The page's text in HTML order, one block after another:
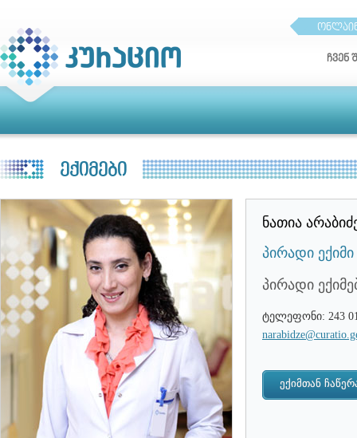
ჩვენ
ექიმები
ნათია
პირადი ექიმი
პირადი
ტელეფონი: 243